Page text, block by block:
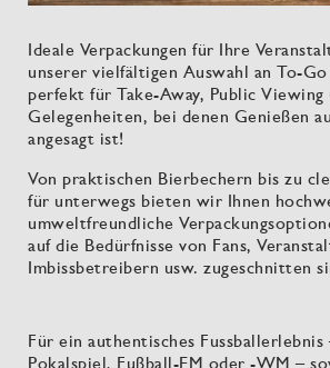
Ideale Verpackungen für Ihre
unserer vielfältigen Auswahl an To-Go
perfekt für Take-Away, Public Viewing
Gelegenheiten, bei denen Genießen
angesagt ist!
Von praktischen Bierbechern bis zu
für unterwegs bieten wir Ihnen
umweltfreundliche
auf die Bedürfnisse von Fans,
Imbissbetreibern usw. zugeschnitten
Für ein authentisches
Pokalspiel, Fußball-EM oder -WM –